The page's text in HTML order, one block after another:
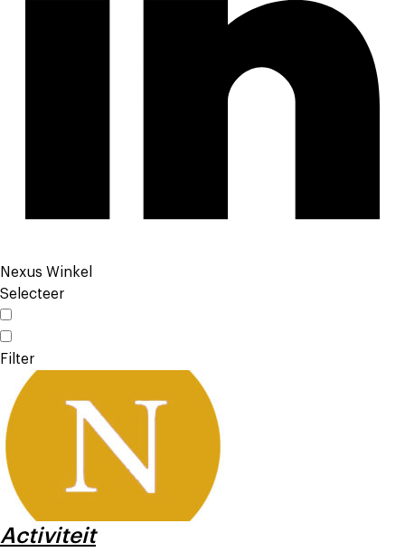
Nexus Winkel
Selecteer
Filter
Activiteit